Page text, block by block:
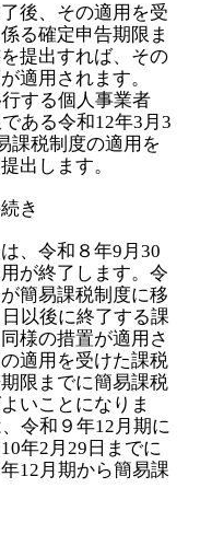
後、その適用を受
る確定申告期限ま
提出すれば、その
適用されます。
する個人事業者
ある令和12年3月3
課税制度の適用を
出します。
き
、令和８年9月30
が終了します。令
簡易課税制度に移
以後に終了する課
様の措置が適用さ
適用を受けた課税
限までに簡易課税
いことになりま
令和９年12月期に
年2月29日までに
12月期から簡易課